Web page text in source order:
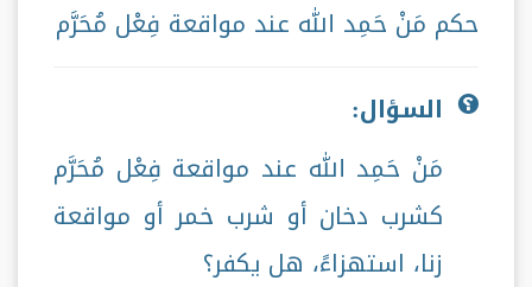
حكم مَنْ حَمِد الله عند مواقعة فِعْل مُحَرَّم
السؤال:
مَنْ حَمِد الله عند مواقعة فِعْل مُحَرَّم
كشرب دخان أو شرب خمر أو مواقعة
زنا، استهزاءً، هل يكفر؟